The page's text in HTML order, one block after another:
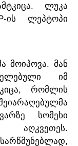
.ლუკა
ის
ლეპტოპი
მოიპოვა.მან
იმ
,რომლის
სომეხი
აღკვეთეს.
,